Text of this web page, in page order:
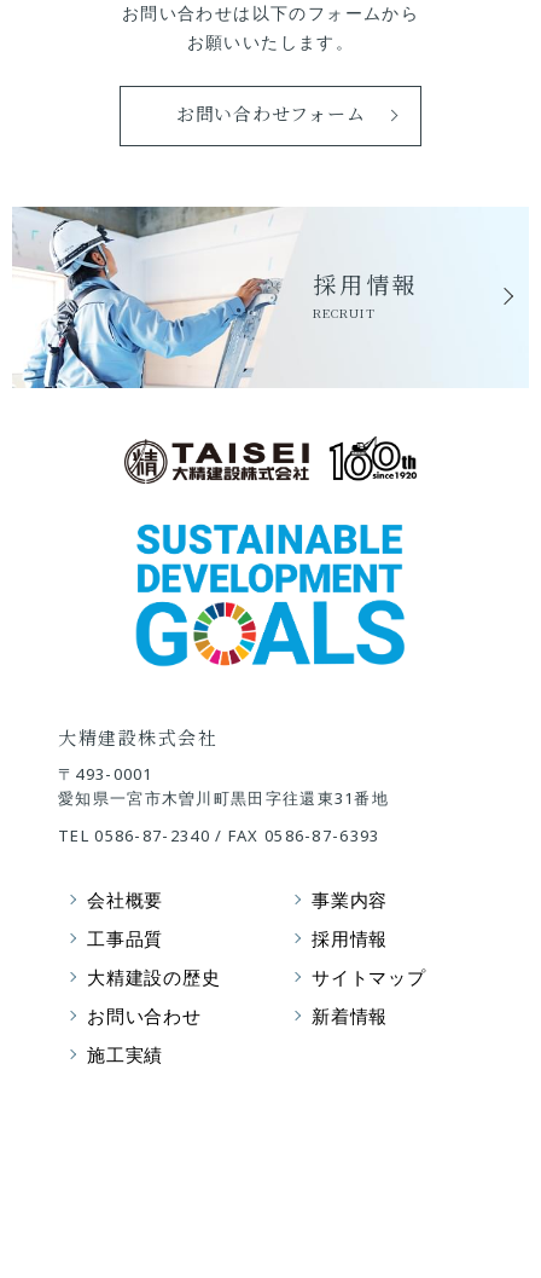
お問い合わせは以下のフォームから
お願いいたします。
お問い合わせフォーム
採用情報
RECRUIT
大精建設株式会社
〒493-0001
愛知県一宮市木曽川町黒田字往還東31番地
TEL0586-87-2340 / FAX 0586-87-6393
会社概要
事業内容
工事品質
採用情報
大精建設の歴史
サイトマップ
お問い合わせ
新着情報
施工実績